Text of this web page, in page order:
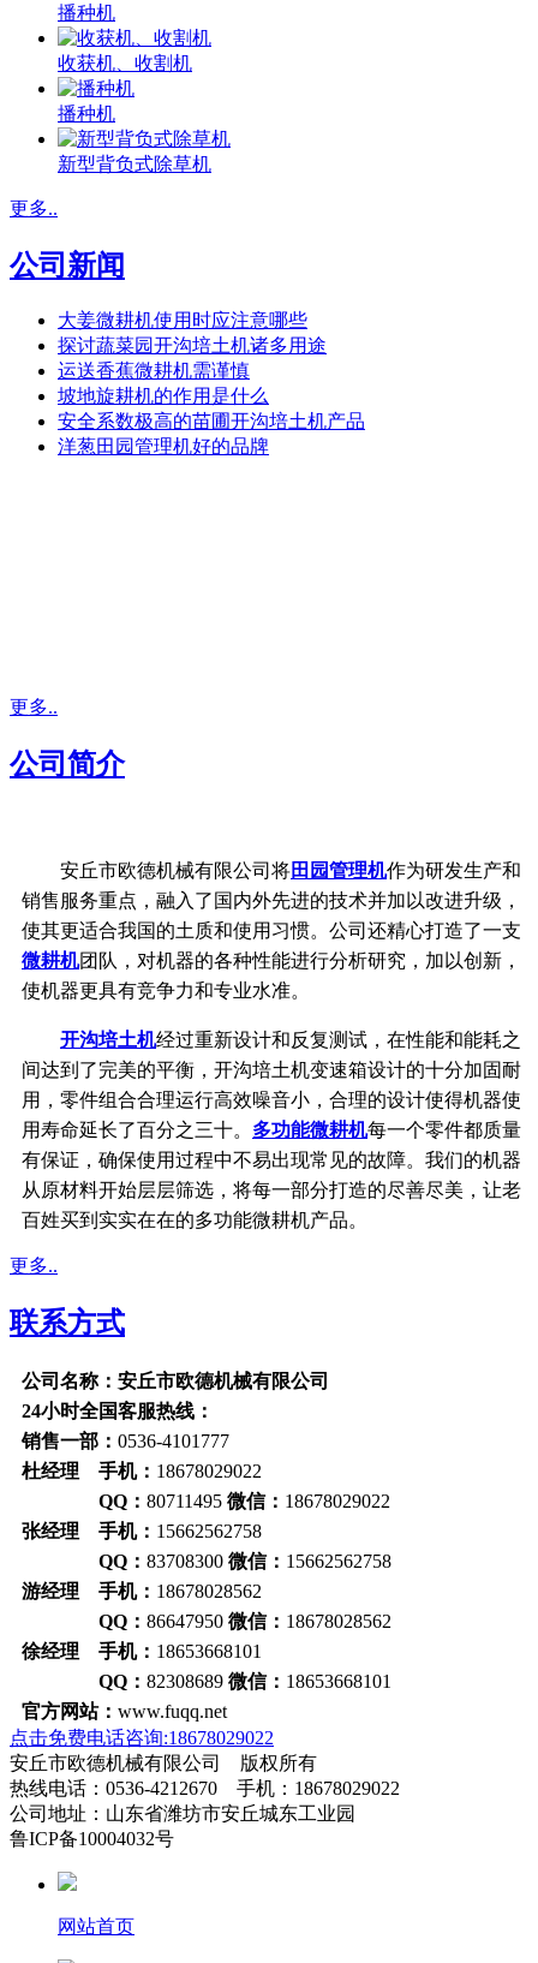
播种机
收获机、收割机
播种机
新型背负式除草机
更多..
公司新闻
大姜微耕机使用时应注意哪些
探讨蔬菜园开沟培土机诸多用途
运送香蕉微耕机需谨慎
坡地旋耕机的作用是什么
安全系数极高的苗圃开沟培土机产品
洋葱田园管理机好的品牌
更多..
公司简介
安丘市欧德机械有限公司将田园管理机作为研发生产和
销售服务重点，融入了国内外先进的技术并加以改进升级，
使其更适合我国的土质和使用习惯。公司还精心打造了一支
微耕机团队，对机器的各种性能进行分析研究，加以创新，
使机器更具有竞争力和专业水准。
开沟培土机经过重新设计和反复测试，在性能和能耗之
间达到了完美的平衡，开沟培土机变速箱设计的十分加固耐
用，零件组合合理运行高效噪音小，合理的设计使得机器使
用寿命延长了百分之三十。 多功能微耕机每一个零件都质量
有保证，确保使用过程中不易出现常见的故障。我们的机器
从原材料开始层层筛选，将每一部分打造的尽善尽美，让老
百姓买到实实在在的多功能微耕机产品。
更多..
联系方式
公司名称：安丘市欧德机械有限公司
24小时全国客服热线：
销售一部： 0536-4101777
杜经理 手机： 18678029022
QQ： 80711495 微信： 18678029022
张经理 手机： 15662562758
QQ： 83708300 微信： 15662562758
游经理 手机： 18678028562
QQ： 86647950 微信： 18678028562
徐经理 手机： 18653668101
QQ： 82308689 微信： 18653668101
官方网站： www.fuqq.net
点击免费电话咨询:18678029022
安丘市欧德机械有限公司 版权所有
热线电话：0536-4212670 手机：18678029022
公司地址：山东省潍坊市安丘城东工业园
鲁ICP备10004032号
网站首页